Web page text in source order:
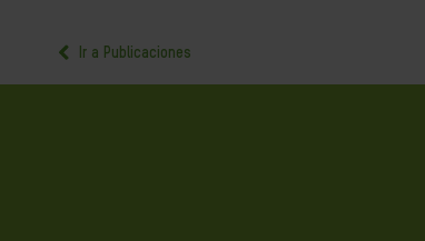
Ir a Publicaciones